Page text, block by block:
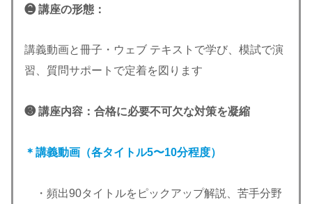
❷ 講座の形態：
講義動画と冊子・ウェブ テキストで学び、模試で演
習、質問サポートで定着を図ります
❸ 講座内容：合格に必要不可欠な対策を凝縮
＊講義動画（各タイトル5〜10分程度）
・頻出90タイトルをピックアップ解説、苦手分野